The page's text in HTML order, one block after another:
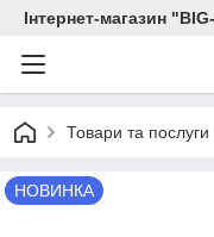
Інтернет-магазин
Товари та послуги
НОВИНКА